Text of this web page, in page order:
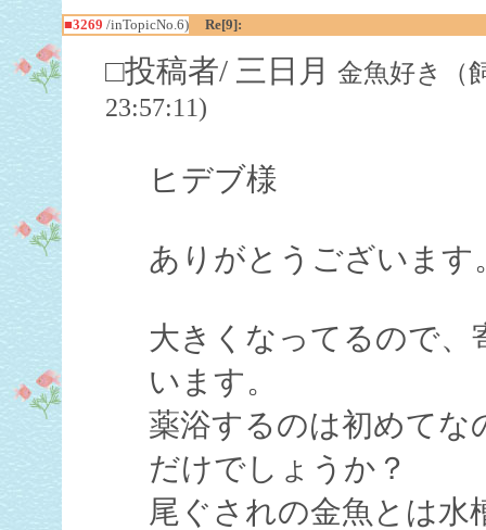
■3269 /inTopicNo.6) Re[9]:
□投稿者/ 三日月 金魚好き（
23:57:11)
ヒデブ様
ありがとうございます
大きくなってるので、
います。
薬浴するのは初めて
だけでしょうか？
尾ぐされの金魚とは